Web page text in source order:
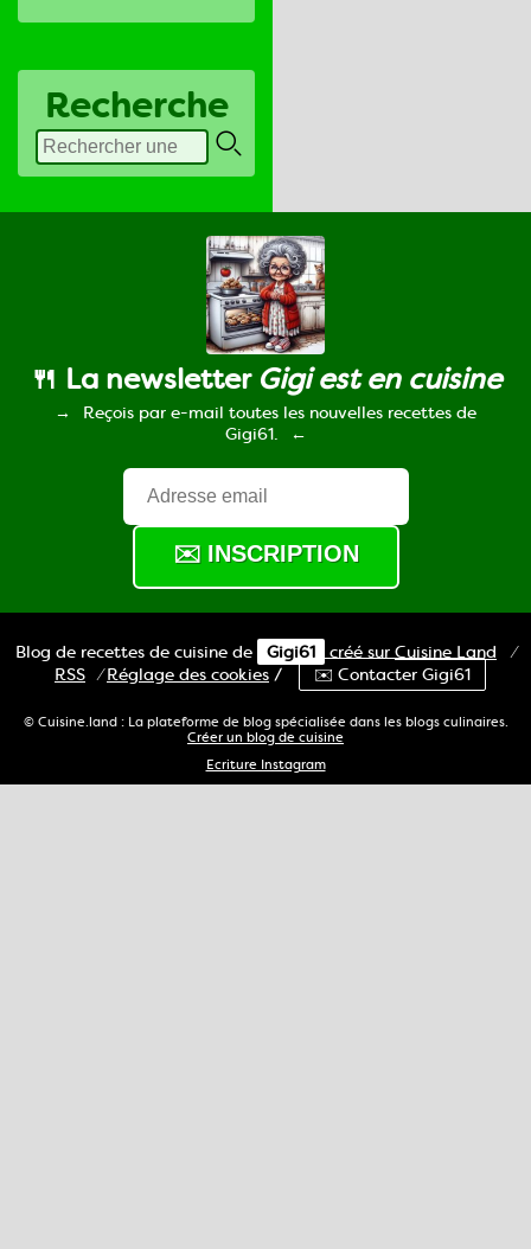
Recherche
🍴 La newsletter Gigi est en cuisine
Reçois par e-mail toutes les nouvelles recettes de
Gigi61.
Blog de recettes de cuisine de Gigi61 créé sur Cuisine Land
⁄
RSS ⁄Réglage des cookies / ✉️ Contacter Gigi61
© Cuisine.land : La plateforme de blog spécialisée dans les blogs culinaires.
Créer un blog de cuisine
Ecriture Instagram